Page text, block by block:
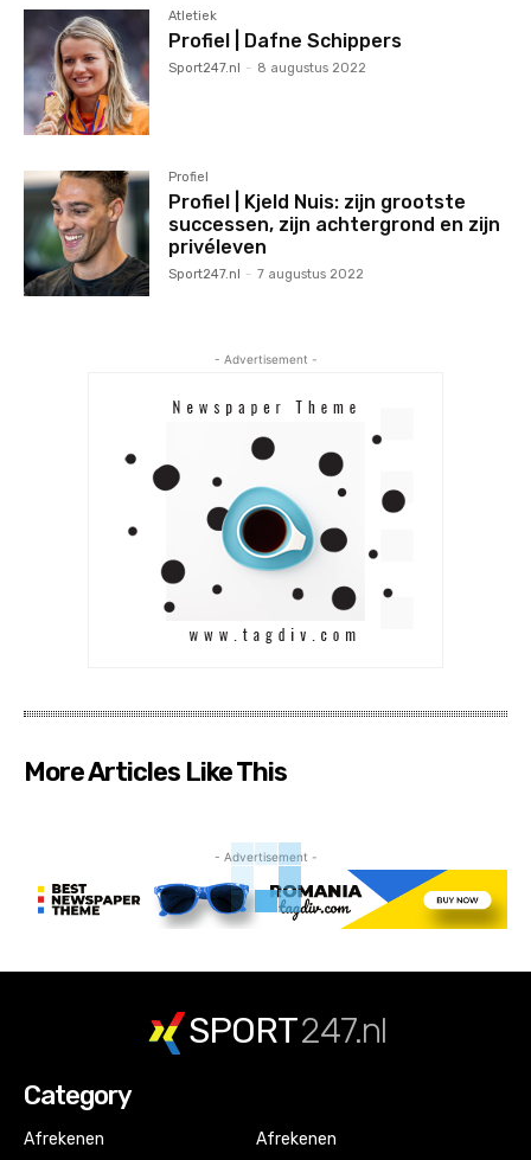
Atletiek
Profiel | Dafne Schippers
Sport247.nl - 8 augustus 2022
Profiel
Profiel | Kjeld Nuis: zijn grootste
successen, zijn achtergrond en zijn
privéleven
Sport247.nl - 7 augustus 2022
- Advertisement -
More Articles Like This
- Advertisement -
SPORT247.nl
Category
Afrekenen
Afrekenen